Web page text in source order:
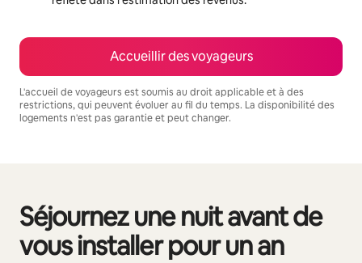
Accueillir des voyageurs
L'accueil de voyageurs est soumis au droit applicable et à des
restrictions, qui peuvent évoluer au fil du temps. La disponibilité des
logements n'est pas garantie et peut changer.
Séjournez une nuit avant de
vous installer pour un an
0 sur 0 élément visible